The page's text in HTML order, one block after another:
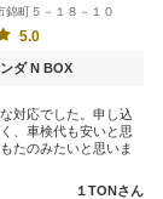
錦町５－１８－１０
5.0
ダ N BOX
対応でした。申し込
、車検代も安いと思
たのみたいと思いま
１TONさん